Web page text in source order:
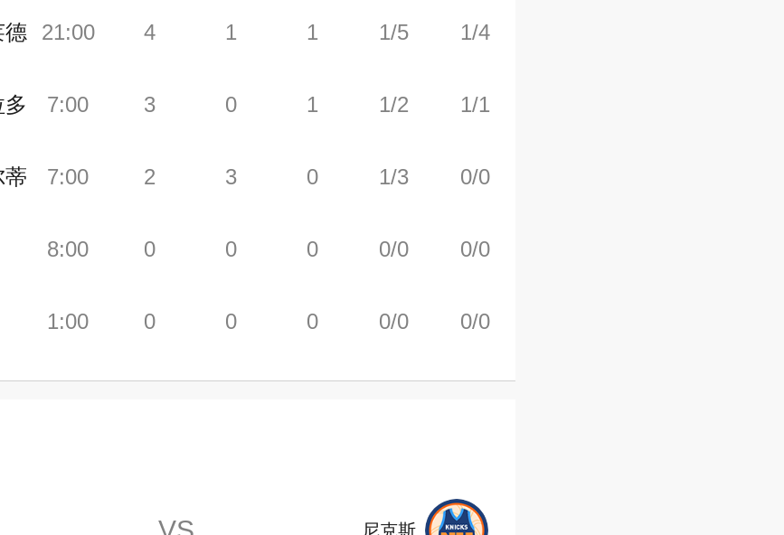
德
多
蒂
21:00
7:00
7:00
8:00
1:00
4
3
2
0
0
1
0
3
0
0
1
1
0
0
0
1/5
1/2
1/3
0/0
0/0
1/4
1/1
0/0
0/0
0/0
尼克斯